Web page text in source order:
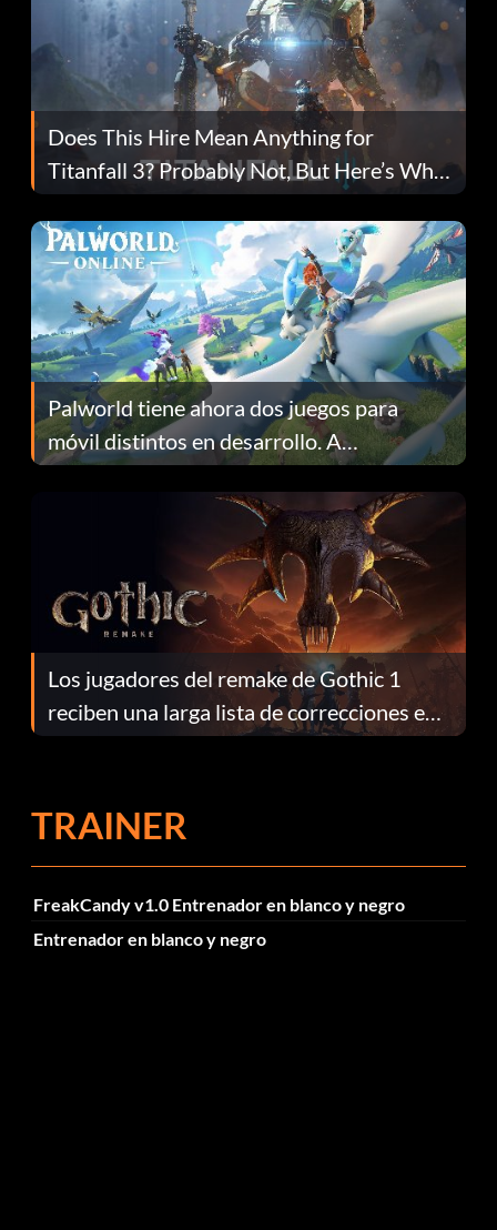
Does This Hire Mean Anything for
Titanfall 3? Probably Not, But Here’s Why
Fans Are Hopeful
Palworld tiene ahora dos juegos para
móvil distintos en desarrollo. A
continuación te explicamos por qué.
Los jugadores del remake de Gothic 1
reciben una larga lista de correcciones en
el parche 1.0.4
TRAINER
FreakCandy v1.0 Entrenador en blanco y negro
Entrenador en blanco y negro